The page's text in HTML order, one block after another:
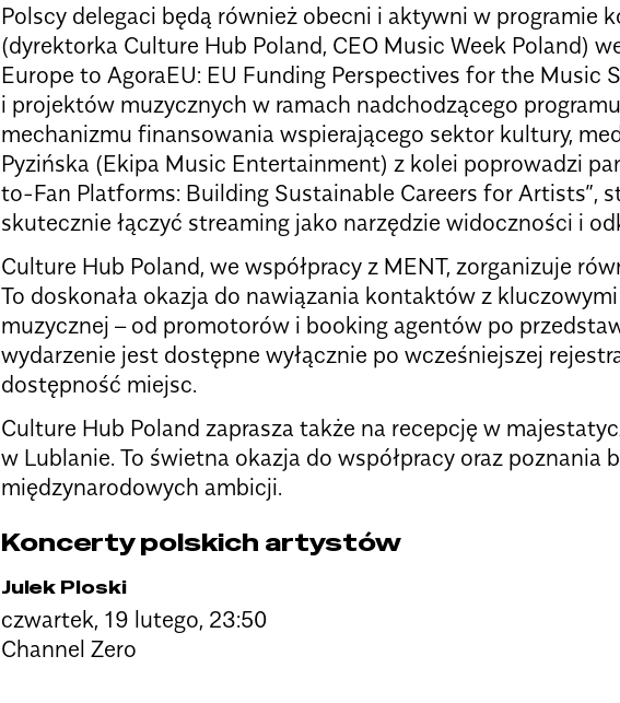
Polscy delegaci będą również obecni i aktywni w programie
(dyrektorka Culture Hub Poland, CEO Music Week Poland)
Europe to AgoraEU: EU Funding Perspectives for the Music
i projektów muzycznych w ramach nadchodzącego
mechanizmu finansowania wspierającego sektor kultury,
Pyzińska (Ekipa Music Entertainment) z kolei poprowadzi
to-Fan Platforms: Building Sustainable Careers for Artists”,
skutecznie łączyć streaming jako narzędzie widoczności i
Culture Hub Poland, we współpracy z MENT, zorganizuje
To doskonała okazja do nawiązania kontaktów z
muzycznej – od promotorów i booking agentów po
wydarzenie jest dostępne wyłącznie po wcześniejszej
dostępność miejsc.
Culture Hub Poland zaprasza także na recepcję w
w Lublanie. To świetna okazja do współpracy oraz poznania
międzynarodowych ambicji.
Koncerty polskich artystów
Julek Ploski
czwartek, 19 lutego, 23:50
Channel Zero